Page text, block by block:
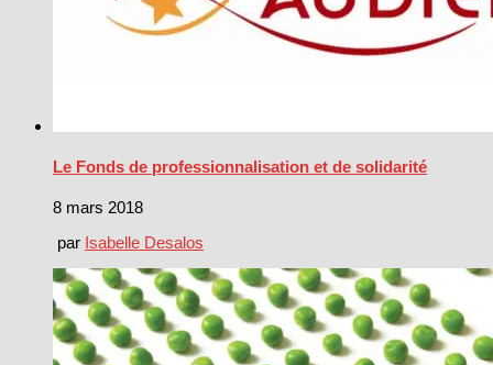
Le Fonds de professionnalisation et de solidarité
8 mars 2018
par Isabelle Desalos